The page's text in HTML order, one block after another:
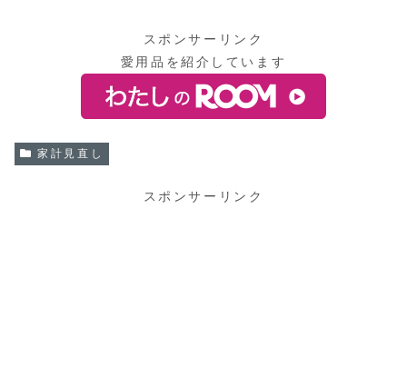
スポンサーリンク
愛用品を紹介しています
家計見直し
スポンサーリンク